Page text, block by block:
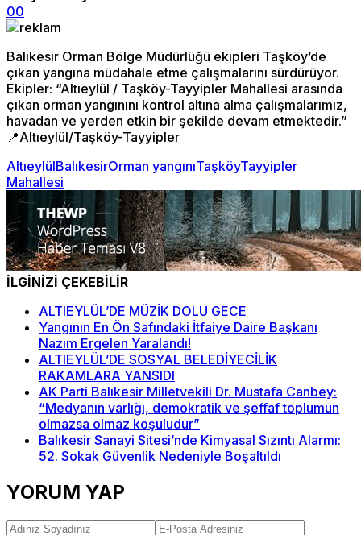
00
Balıkesir Orman Bölge Müdürlüğü ekipleri Taşköy’de
çıkan yangına müdahale etme çalışmalarını sürdürüyor.
Ekipler: “Altıeylül / Taşköy-Tayyipler Mahallesi arasında
çıkan orman yangınını kontrol altına alma çalışmalarımız,
havadan ve yerden etkin bir şekilde devam etmektedir.”
📍Altıeylül/Taşköy-Tayyipler
AltıeylülBalıkesirOrman yangınıTaşköyTayyipler
Mahallesi
İLGİNİZİ ÇEKEBİLİR
ALTIEYLÜL’DE MÜZİK DOLU GECE
Yangının En Ön Safındaki İtfaiye Daire Başkanı
Nazım Ergelen Yaralandı!
ALTIEYLÜL’DE SOSYAL BELEDİYECİLİK
RAKAMLARA YANSIDI
AK Parti Balıkesir Milletvekili Dr. Mustafa Canbey:
“Medyanın varlığı, demokratik ve şeffaf toplumun
olmazsa olmaz koşuludur”
Balıkesir Sanayi Sitesi’nde Kimyasal Sızıntı Alarmı:
52. Sokak Güvenlik Nedeniyle Boşaltıldı
YORUM YAP